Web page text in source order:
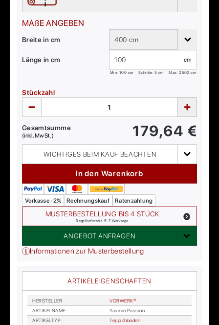
MAßE ANGEBEN
Breite in cm 400 cm
Länge in cm cm
Min: 100 cm Schritte: 5 cm Max:2500 cm
Stückzahl
Gesamtsumme
(inkl. MwSt.) 179,64 €
WICHTIGES BEIM KAUF BEACHTEN
In den Warenkorb
Vorkasse -2% Rechnungskauf Ratenzahlung
MUSTERBESTELLUNG BIS 4 STÜCK
Regellieferzeit: 5-7 Werktage
ANGEBOT ANFRAGEN
Informationen zur Musterbestellung
ARTIKELEIGENSCHAFTEN
HER­STEL­LER:
VOR­WER­K®
AR­TI­KEL­NA­ME:
Yas­min Pas­si­on
AR­TI­KEL­TYP:
Tep­pich­bo­den